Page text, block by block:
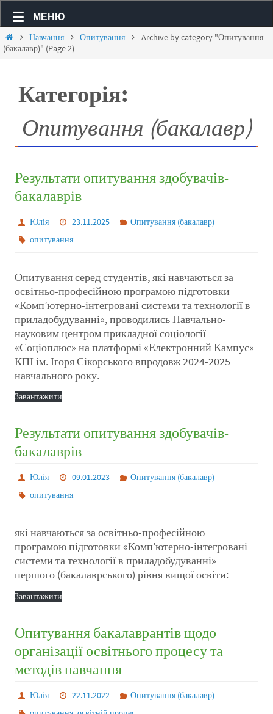
МЕНЮ
Навчання Опитування
Archive by category "Опитування
(бакалавр)" (Page 2)
Категорія:
Опитування (бакалавр)
Результати опитування здобувачів-
бакалаврів
Юлія 23.11.2025
Опитування (бакалавр)
опитування
Опитування серед студентів, які навчаються за
освітньо-професійною програмою підготовки
«Комп’ютерно-інтегровані системи та технології в
приладобудуванні», проводились Навчально-
науковим центром прикладної соціології
«Соціоплюс» на платформі «Електронний Кампус»
КПІ ім. Ігоря Сікорського впродовж 2024-2025
навчального року.
Завантажити
Результати опитування здобувачів-
бакалаврів
Юлія 09.01.2023
Опитування (бакалавр)
опитування
які навчаються за освітньо-професійною
програмою підготовки «Комп’ютерно-інтегровані
системи та технології в приладобудуванні»
першого (бакалаврського) рівня вищої освіти:
Завантажити
Опитування бакалаврантів щодо
організації освітнього процесу та
методів навчання
Юлія 22.11.2022
Опитування (бакалавр)